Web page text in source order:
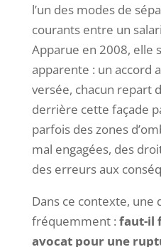
l’un des modes de
courants entre un
Apparue en 2008, elle
apparente : un accord
versée, chacun repart
derrière cette façade
parfois des zones
mal engagées, des
des erreurs aux
Dans ce contexte, une
fréquemment : faut-il
avocat pour une